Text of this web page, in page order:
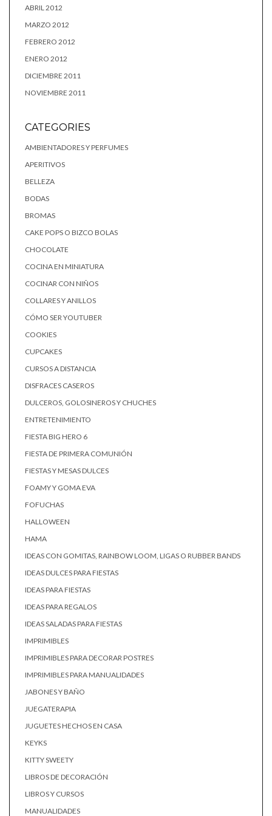
ABRIL 2012
MARZO 2012
FEBRERO 2012
ENERO 2012
DICIEMBRE 2011
NOVIEMBRE 2011
CATEGORIES
AMBIENTADORES Y PERFUMES
APERITIVOS
BELLEZA
BODAS
BROMAS
CAKE POPS O BIZCO BOLAS
CHOCOLATE
COCINA EN MINIATURA
COCINAR CON NIÑOS
COLLARES Y ANILLOS
CÓMO SER YOUTUBER
COOKIES
CUPCAKES
CURSOS A DISTANCIA
DISFRACES CASEROS
DULCEROS, GOLOSINEROS Y CHUCHES
ENTRETENIMIENTO
FIESTA BIG HERO 6
FIESTA DE PRIMERA COMUNIÓN
FIESTAS Y MESAS DULCES
FOAMY Y GOMA EVA
FOFUCHAS
HALLOWEEN
HAMA
IDEAS CON GOMITAS, RAINBOW LOOM, LIGAS O RUBBER BANDS
IDEAS DULCES PARA FIESTAS
IDEAS PARA FIESTAS
IDEAS PARA REGALOS
IDEAS SALADAS PARA FIESTAS
IMPRIMIBLES
IMPRIMIBLES PARA DECORAR POSTRES
IMPRIMIBLES PARA MANUALIDADES
JABONES Y BAÑO
JUEGATERAPIA
JUGUETES HECHOS EN CASA
KEYKS
KITTY SWEETY
LIBROS DE DECORACIÓN
LIBROS Y CURSOS
MANUALIDADES